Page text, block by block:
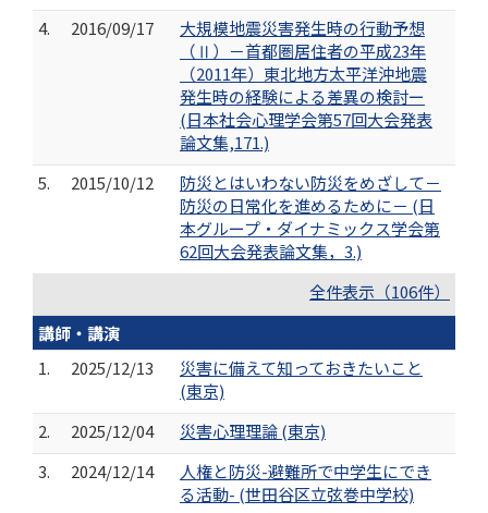
4.
2016/09/17
大規模地震災害発生時の行動予想
（Ⅱ）－首都圏居住者の平成23年
（2011年）東北地方太平洋沖地震
発生時の経験による差異の検討ー
(日本社会心理学会第57回大会発表
論文集,171.)
5.
2015/10/12
防災とはいわない防災をめざして－
防災の日常化を進めるために－ (日
本グループ・ダイナミックス学会第
62回大会発表論文集，3.)
全件表示（106件）
講師・講演
1.
2025/12/13
災害に備えて知っておきたいこと
(東京)
2.
2025/12/04
災害心理理論 (東京)
3.
2024/12/14
人権と防災-避難所で中学生にでき
る活動- (世田谷区立弦巻中学校)